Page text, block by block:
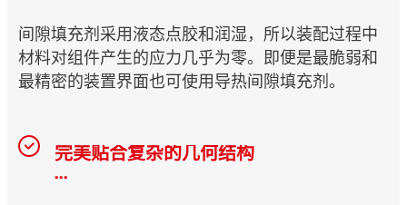
间隙填充剂采用液态点胶和润湿，所以装配过程中
材料对组件产生的应力几乎为零。即便是最脆弱和
最精密的装置界面也可使用导热间隙填充剂。
完美贴合复杂的几何结构
...